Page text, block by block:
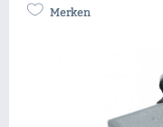
Merken